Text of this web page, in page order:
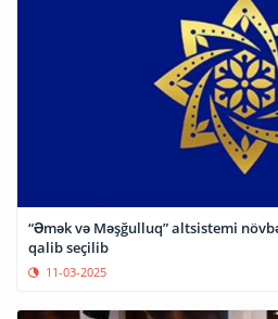
“Əmək və Məşğulluq” altsistemi növbəti
qalib seçilib
11-03-2025